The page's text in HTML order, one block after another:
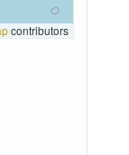
contributors